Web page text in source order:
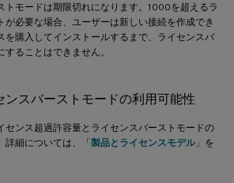
トモードは期限切れになります。1000を超えるラ
が必要な場合、ユーザーは新しい接続を作成でき
を購入してインストールするまで、ライセンスバ
ることはできません。
ンスバーストモードの利用可能性
センス超過許容量とライセンスバーストモードの
詳細については、「製品とライセンスモデル」を